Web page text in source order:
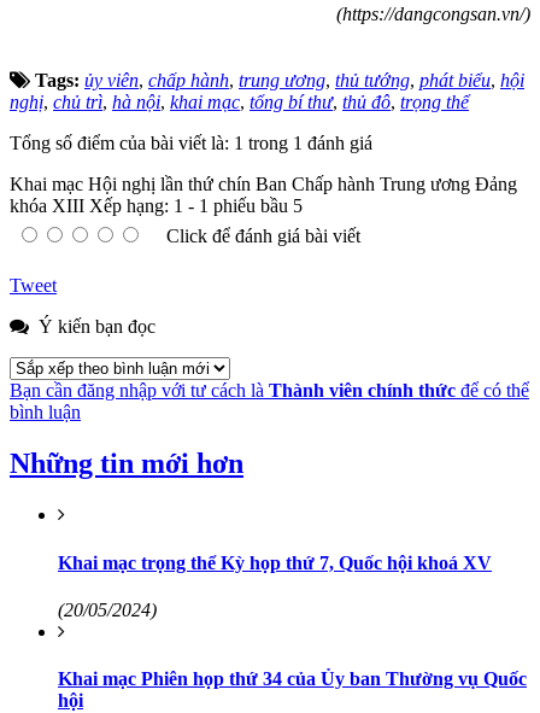
(https://dangcongsan.vn/)
Tags: ủy viên, chấp hành, trung ương, thủ tướng, phát biểu, hội
nghị, chủ trì, hà nội, khai mạc, tổng bí thư, thủ đô, trọng thể
Tổng số điểm của bài viết là: 1 trong 1 đánh giá
Khai mạc Hội nghị lần thứ chín Ban Chấp hành Trung ương Đảng
khóa XIII Xếp hạng: 1 - 1 phiếu bầu 5
Click để đánh giá bài viết
Tweet
Ý kiến bạn đọc
Bạn cần đăng nhập với tư cách là Thành viên chính thức để có thể
bình luận
Những tin mới hơn
Khai mạc trọng thể Kỳ họp thứ 7, Quốc hội khoá XV
(20/05/2024)
Khai mạc Phiên họp thứ 34 của Ủy ban Thường vụ Quốc
hội